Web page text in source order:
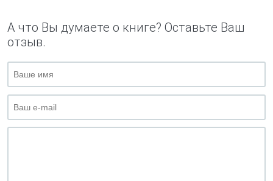
А что Вы думаете о книге? Оставьте Ваш
отзыв.